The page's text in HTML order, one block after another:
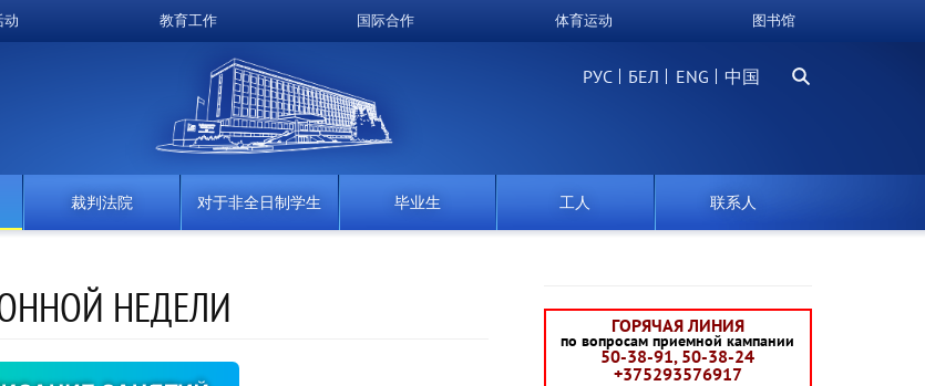
动 教育工作 国际合作 体育运动 图书馆
РУС БЕЛ 中国
搜
裁判法院 对于非全日制学生 毕业生 工人 联系人
НЕДЕЛИ ГОРЯЧАЯ ЛИНИЯ
по вопросам приемной кампании
50-38-91, 50-38-24
+375293576917